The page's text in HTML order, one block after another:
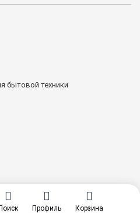
бытовой техники
Поиск Профиль Корзина